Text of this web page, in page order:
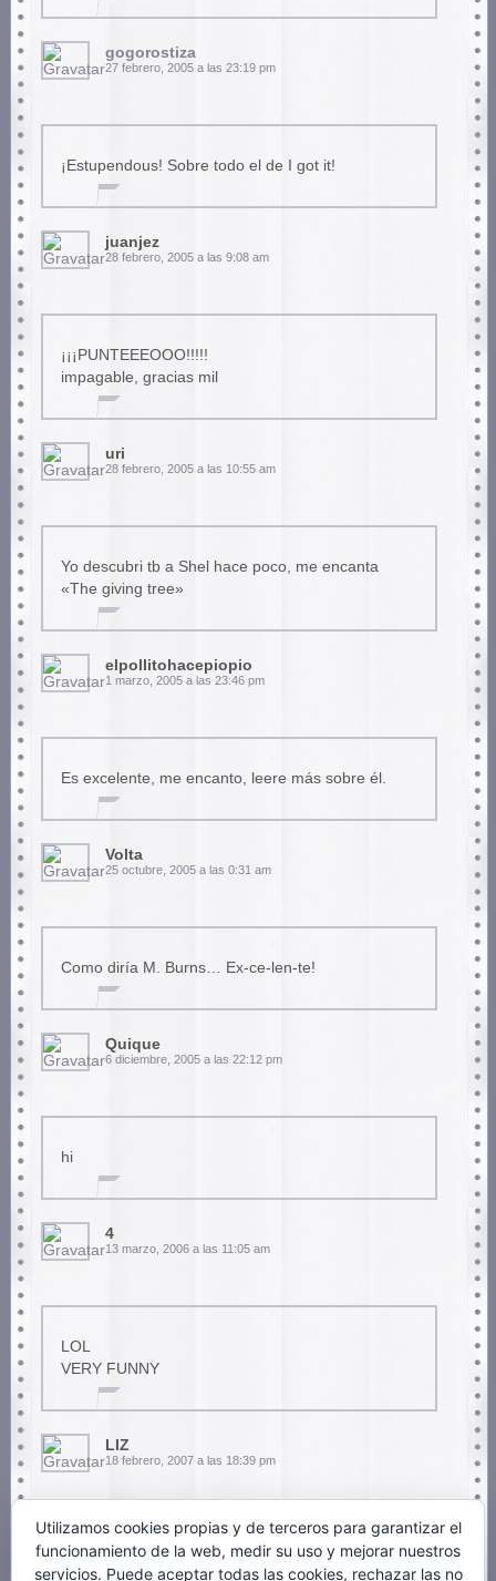
gogorostiza
27 febrero, 2005 a las 23:19 pm
¡Estupendous! Sobre todo el de I got it!
juanjez
28 febrero, 2005 a las 9:08 am
¡¡¡PUNTEEEOOO!!!!!
impagable, gracias mil
uri
28 febrero, 2005 a las 10:55 am
Yo descubri tb a Shel hace poco, me encanta
«The giving tree»
elpollitohacepiopio
1 marzo, 2005 a las 23:46 pm
Es excelente, me encanto, leere más sobre él.
Volta
25 octubre, 2005 a las 0:31 am
Como diría M. Burns… Ex-ce-len-te!
Quique
6 diciembre, 2005 a las 22:12 pm
hi
4
13 marzo, 2006 a las 11:05 am
LOL
VERY FUNNY
LIZ
18 febrero, 2007 a las 18:39 pm
no me gusto como se expreza d los hippies por k
Utilizamos cookies propias y de terceros para garantizar el
funcionamiento de la web, medir su uso y mejorar nuestros
servicios. Puede aceptar todas las cookies, rechazar las no